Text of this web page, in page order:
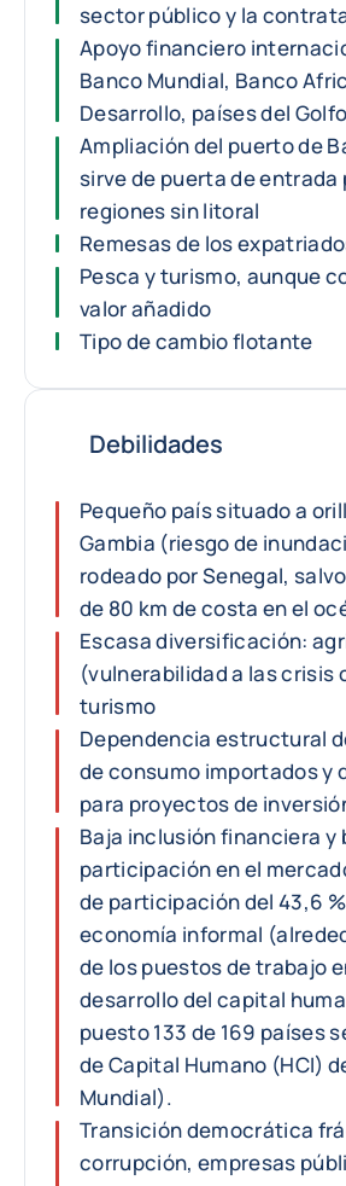
sector público y la
Apoyo financiero
Banco Mundial, Banco
Desarrollo, países del
Ampliación del puerto de
sirve de puerta de entrada
regiones sin litoral
Remesas de los
Pesca y turismo, aunque
valor añadido
Tipo de cambio flotante
Debilidades
Pequeño país situado a
Gambia (riesgo de
rodeado por Senegal,
de 80 km de costa en el
Escasa diversificación:
(vulnerabilidad a las crisis
turismo
Dependencia estructural
de consumo importados y
para proyectos de
Baja inclusión financiera y
participación en el
de participación del 43,6
economía informal
de los puestos de trabajo
desarrollo del capital
puesto 133 de 169 países
de Capital Humano (HCI)
Mundial).
Transición democrática
corrupción, empresas